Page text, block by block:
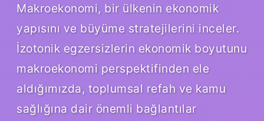
Makroekonomi, bir ülkenin ekonomik
yapısını ve büyüme stratejilerini inceler.
İzotonik egzersizlerin ekonomik boyutunu
makroekonomi perspektifinden ele
aldığımızda, toplumsal refah ve kamu
sağlığına dair önemli bağlantılar